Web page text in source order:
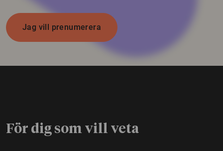
Jag vill prenumerera
För dig som vill veta